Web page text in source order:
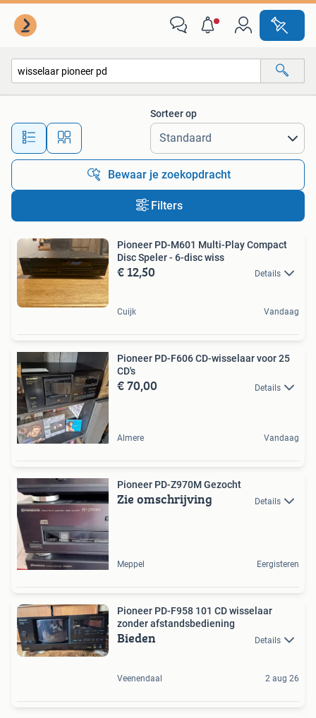
Alle afstanden…
Sorteer op
Bewaar je zoekopdracht
Filters
Pioneer PD-M601 Multi-Play Compact
Disc Speler - 6-disc wiss
€ 12,50 Details
Cuijk Vandaag
Pioneer PD-F606 CD-wisselaar voor 25
CD's
€ 70,00 Details
Almere Vandaag
Pioneer PD-Z970M Gezocht
Zie omschrijving Details
Meppel Eergisteren
Pioneer PD-F958 101 CD wisselaar
zonder afstandsbediening
Bieden Details
Veenendaal 2 aug 26